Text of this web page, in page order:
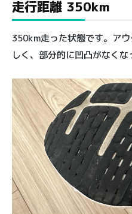
走行距離 350km
350km走った状態です。ア
しく、部分的に凹凸がなくな